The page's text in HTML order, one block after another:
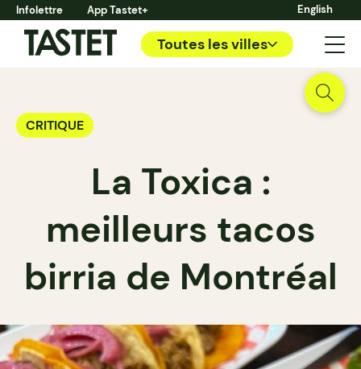
Infolettre App Tastet+ English
Toutes les villes
CRITIQUE
La Toxica :
meilleurs tacos
birria de Montréal